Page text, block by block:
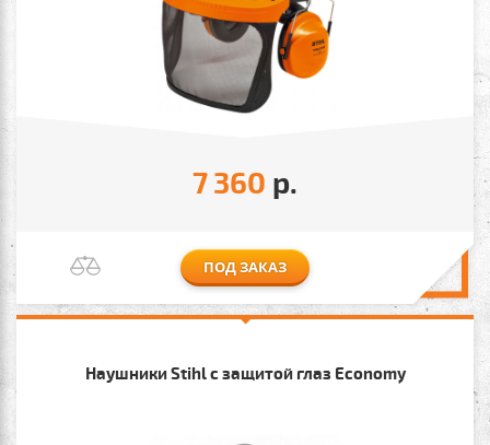
7 360 р.
ПОД ЗАКАЗ
Наушники Stihl с защитой глаз Economy